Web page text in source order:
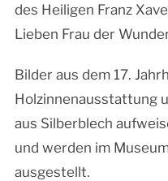
des Heiligen Franz
Lieben Frau der
Bilder aus dem 17.
Holzinnenausstattung
aus Silberblech
und werden im
ausgestellt.